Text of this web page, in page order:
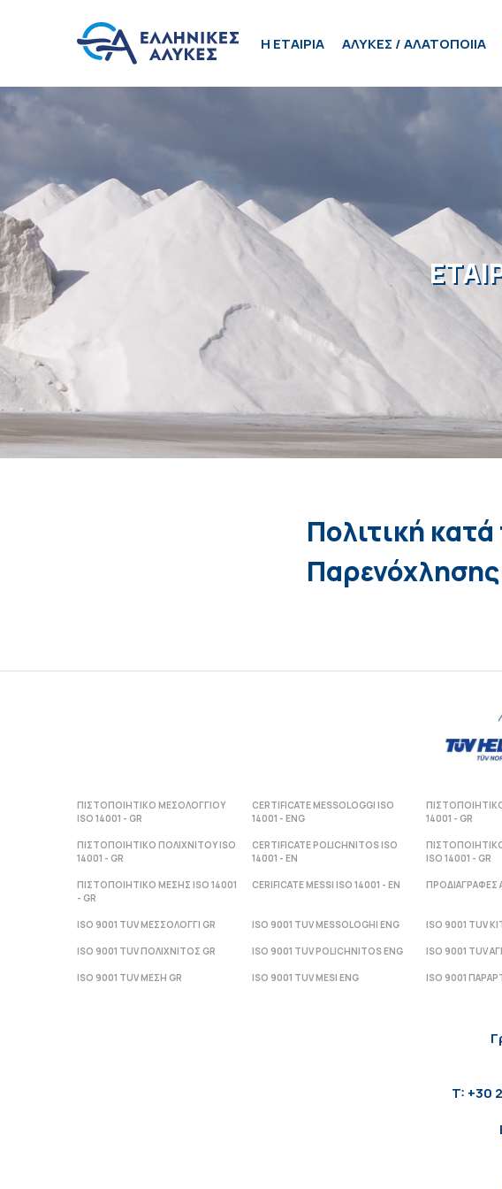
H ΕΤΑΙΡΙΑ ΑΛΥΚΕΣ / ΑΛΑΤΟΠΟΙΙΑ
Πολιτική
ΠΙΣΤΟΠΟΙΗΤΙΚΟ ΜΕΣΟΛΟΓΓΙΟΥ
ISO 14001 - GR
CERTIFICATE MESSOLOGGI ISO
14001 - ENG
14001 - GR
ΠΙΣΤΟΠΟΙΗΤΙΚΟ ΠΟΛΙΧΝΙΤΟΥ ISO
14001 - GR
CERTIFICATE POLICHNITOS ISO
14001 - ΕΝ
ISO 14001 - GR
ΠΙΣΤΟΠΟΙΗΤΙΚΟ ΜΕΣΗΣ ISO 14001
- GR
CERIFICATE MESSI ISO 14001 - ΕΝ ΠΡΟΔΙΑΓΡΑΦΕΣ
ISO 9001 TUV ΜΕΣΣΟΛΟΓΓΙ GR ISO 9001 TUV MESSOLOGHI ENG ISO 9001 TUV
ISO 9001 TUV ΠΟΛΙΧΝΙΤΟΣ GR ISO 9001 TUV POLICHNITOS ENG ISO 9001 TUV
ISO 9001 TUV ΜΕΣΗ GR ISO 9001 TUV MESI ENG ISO 9001
T: +30